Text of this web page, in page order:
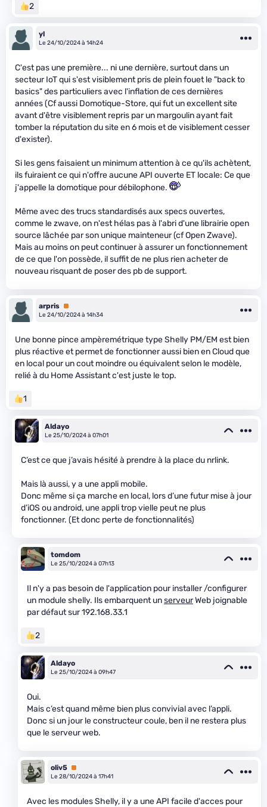
2
yl
Le 24/10/2024 à 14h24
C'est pas une première... ni une dernière, surtout dans un
secteur IoT qui s'est visiblement pris de plein fouet le "back to
basics" des particuliers avec l'inflation de ces dernières
années (Cf aussi Domotique-Store, qui fut un excellent site
avant d'être visiblement repris par un margoulin ayant fait
tomber la réputation du site en 6 mois et de visiblement cesser
d'exister).
Si les gens faisaient un minimum attention à ce qu'ils achètent,
ils fuiraient ce qui n'offre aucune API ouverte ET locale: Ce que
j'appelle la domotique pour débilophone.
Même avec des trucs standardisés aux specs ouvertes,
comme le zwave, on n'est hélas pas à l'abri d'une librairie open
source lâchée par son unique mainteneur (cf Open Zwave).
Mais au moins on peut continuer à assurer un fonctionnement
de ce que l'on possède, il suffit de ne plus rien acheter de
nouveau risquant de poser des pb de support.
arpris Premium
Le 24/10/2024 à 14h34
Une bonne pince ampèremétrique type Shelly PM/EM est bien
plus réactive et permet de fonctionner aussi bien en Cloud que
en local pour un cout moindre ou équivalent selon le modèle,
relié à du Home Assistant c'est juste le top.
1
Aldayo
Le 25/10/2024 à 07h01
C’est ce que j’avais hésité à prendre à la place du nrlink.
Mais là aussi, y a une appli mobile.
Donc même si ça marche en local, lors d’une futur mise à jour
d’iOS ou android, une appli trop vielle peut ne plus
fonctionner. (Et donc perte de fonctionnalités)
tomdom
Le 25/10/2024 à 07h13
Il n'y a pas besoin de l'application pour installer /configurer
un module shelly. Ils embarquent unserveurWeb joignable
par défaut sur 192.168.33.1
2
Aldayo
Le 25/10/2024 à 09h47
Oui.
Mais c’est quand même bien plus convivial avec l’appli.
Donc si un jour le constructeur coule, ben il ne restera plus
que le serveur web.
oliv5 Premium
Le 28/10/2024 à 17h41
Avec les modules Shelly, il y a une API facile d'acces pour